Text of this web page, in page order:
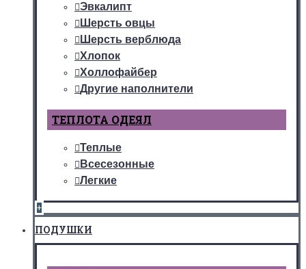
Эвкалипт
Шерсть овцы
Шерсть верблюда
Хлопок
Холлофайбер
Другие наполнители
ТЕПЛОТА ОДЕЯЛ
Теплые
Всесезонные
Легкие
+
ПОДУШКИ